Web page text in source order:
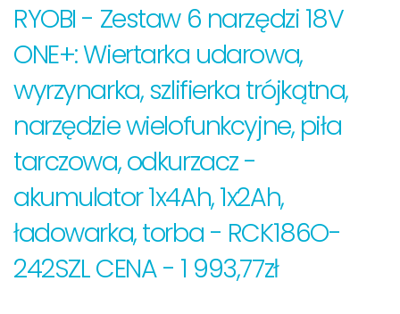
RYOBI - Zestaw 6 narzędzi 18V
ONE+: Wiertarka udarowa,
wyrzynarka, szlifierka trójkątna,
narzędzie wielofunkcyjne, piła
tarczowa, odkurzacz -
akumulator 1x4Ah, 1x2Ah,
ładowarka, torba - RCK186O-
242SZL CENA - 1 993,77zł